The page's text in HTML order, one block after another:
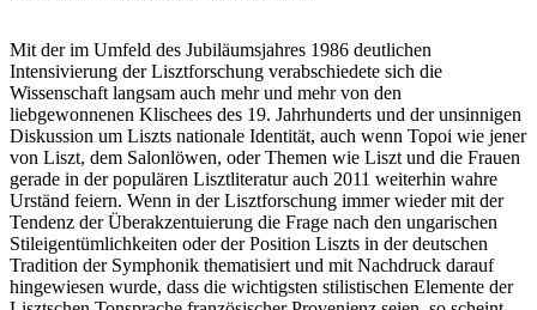
Mit der im Umfeld des Jubiläumsjahres 1986 deutlichen
Intensivierung der Lisztforschung verabschiedete sich die
Wissenschaft langsam auch mehr und mehr von den
liebgewonnenen Klischees des 19. Jahrhunderts und der unsinnigen
Diskussion um Liszts nationale Identität, auch wenn Topoi wie jener
von Liszt, dem Salonlöwen, oder Themen wie Liszt und die Frauen
gerade in der populären Lisztliteratur auch 2011 weiterhin wahre
Urständ feiern. Wenn in der Lisztforschung immer wieder mit der
Tendenz der Überakzentuierung die Frage nach den ungarischen
Stileigentümlichkeiten oder der Position Liszts in der deutschen
Tradition der Symphonik thematisiert und mit Nachdruck darauf
hingewiesen wurde, dass die wichtigsten stilistischen Elemente der